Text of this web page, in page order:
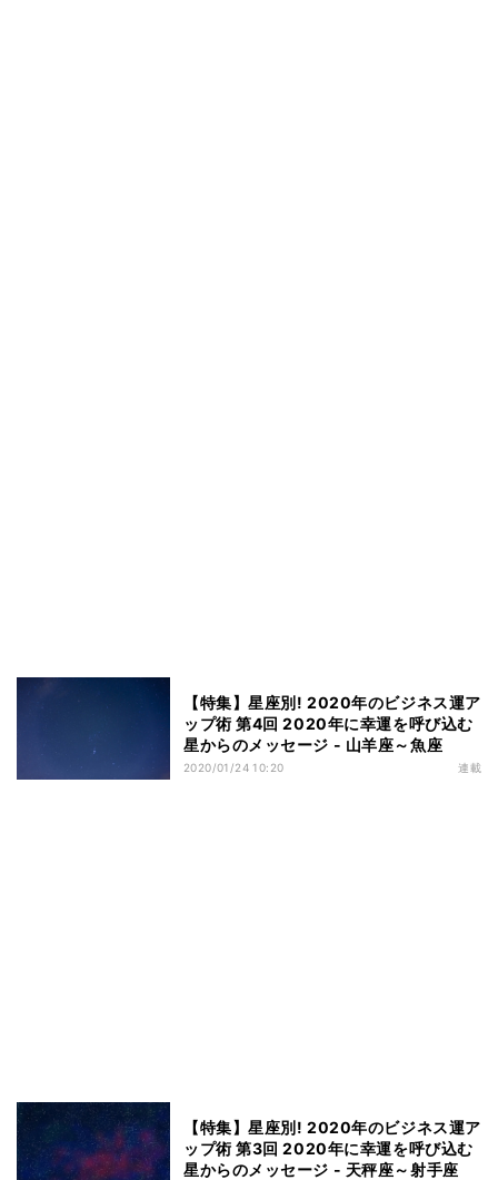
【特集】星座別! 2020年のビジネス運ア
ップ術 第4回 2020年に幸運を呼び込む
星からのメッセージ - 山羊座～魚座
2020/01/24 10:20 連載
【特集】星座別! 2020年のビジネス運ア
ップ術 第3回 2020年に幸運を呼び込む
星からのメッセージ - 天秤座～射手座